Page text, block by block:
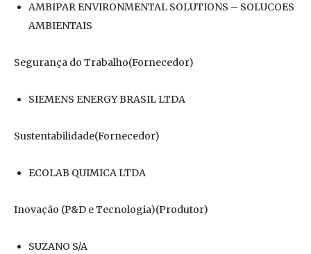
AMBIPAR ENVIRONMENTAL SOLUTIONS – SOLUCOES
AMBIENTAIS
Segurança do Trabalho(Fornecedor)
SIEMENS ENERGY BRASIL LTDA
Sustentabilidade(Fornecedor)
ECOLAB QUIMICA LTDA
Inovação (P&D e Tecnologia)(Produtor)
SUZANO S/A